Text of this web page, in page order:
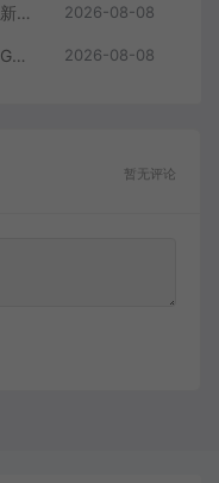
（19766期）同城IP30天特训营-更新｜拍摄剪辑+脚本文案+引流成交，打爆本地流量提升门店业绩实操教学 2026-08-08
（19764期）某宝付费购买，常用6G音效合集！970+首宣传片背景音乐，无版权可商用大气素材，分类清晰，高质量内容 2026-08-08
暂无评论